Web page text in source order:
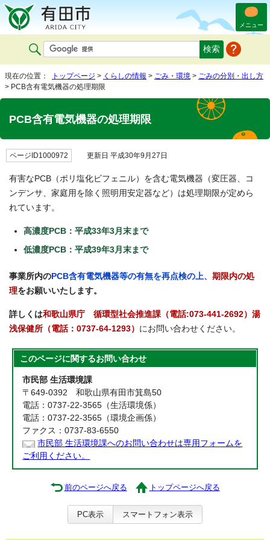
メニュー
現在の位置： トップページ > くらしの情報 > ごみ・環境 > ごみの分別・出し方
> PCB含有電気機器の処理期限
PCB含有電気機器の処理期限
ページID1000972 更新日 平成30年9月27日
有害なPCB（ポリ塩化ビフェニル）を含む電気機器（変圧器、コ
ンデンサ、家庭用を除く照明用安定器など）は処理期限が定めら
れています。
高濃度PCB：平成33年3月末まで
低濃度PCB：平成39年3月末まで
事業所内の PCB含有電気機器等の有無を再点検の上、 期限内の処
理をお願いいたします。
詳しくは和歌山県庁 循環型社会推進課（電話:073-441-2692）湯
浅保健所（電話：0737-64-1293） にお問い合わせください。
このページに関するお問い合わせ
市民部 生活環境課
〒649-0392 和歌山県有田市箕島50
電話：0737-22-3565（生活環境係）
電話：0737-22-3565（環境企画係）
ファクス：0737-83-6550
市民部 生活環境課へのお問い合わせは専用フォームを
ご利用ください。
前のページへ戻る トップページへ戻る
PC表示 スマートフォン表示